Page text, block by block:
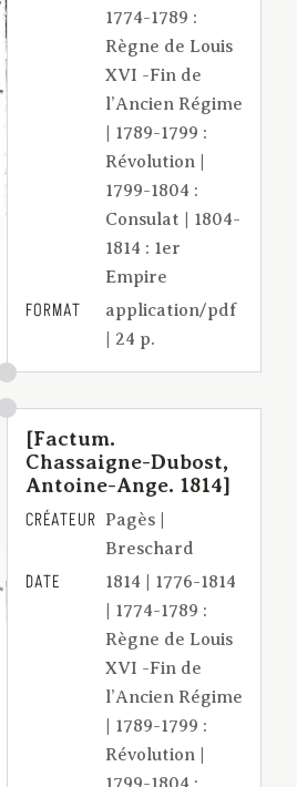
1774-1789 :
Règne de Louis
XVI -Fin de
l’Ancien Régime
| 1789-1799 :
Révolution |
1799-1804 :
Consulat | 1804-
1814 : 1er
Empire
FORMAT
application/pdf
| 24 p.
[Factum.
Chassaigne-Dubost,
Antoine-Ange. 1814]
CRÉATEUR Pagès |
Breschard
DATE
1814 | 1776-1814
| 1774-1789 :
Règne de Louis
XVI -Fin de
l’Ancien Régime
| 1789-1799 :
Révolution |